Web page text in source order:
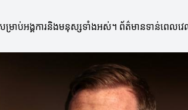
ាប់អង្គការនិងមនុស្សទាំងអស់។ ព័ត៌មានទាន់ពេលវេ